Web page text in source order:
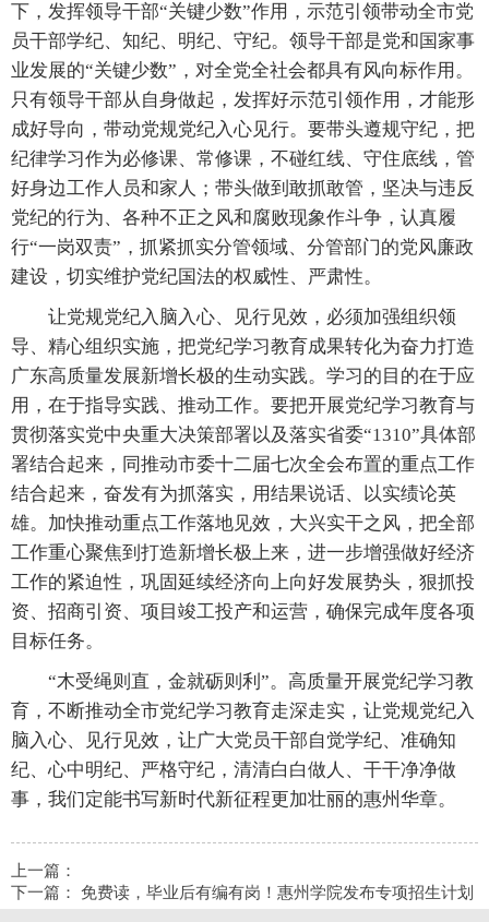
下，发挥领导干部“关键少数”作用，示范引领带动全市党
员干部学纪、知纪、明纪、守纪。领导干部是党和国家事
业发展的“关键少数”，对全党全社会都具有风向标作用。
只有领导干部从自身做起，发挥好示范引领作用，才能形
成好导向，带动党规党纪入心见行。要带头遵规守纪，把
纪律学习作为必修课、常修课，不碰红线、守住底线，管
好身边工作人员和家人；带头做到敢抓敢管，坚决与违反
党纪的行为、各种不正之风和腐败现象作斗争，认真履
行“一岗双责”，抓紧抓实分管领域、分管部门的党风廉政
建设，切实维护党纪国法的权威性、严肃性。
让党规党纪入脑入心、见行见效，必须加强组织领
导、精心组织实施，把党纪学习教育成果转化为奋力打造
广东高质量发展新增长极的生动实践。学习的目的在于应
用，在于指导实践、推动工作。要把开展党纪学习教育与
贯彻落实党中央重大决策部署以及落实省委“1310”具体部
署结合起来，同推动市委十二届七次全会布置的重点工作
结合起来，奋发有为抓落实，用结果说话、以实绩论英
雄。加快推动重点工作落地见效，大兴实干之风，把全部
工作重心聚焦到打造新增长极上来，进一步增强做好经济
工作的紧迫性，巩固延续经济向上向好发展势头，狠抓投
资、招商引资、项目竣工投产和运营，确保完成年度各项
目标任务。
“木受绳则直，金就砺则利”。高质量开展党纪学习教
育，不断推动全市党纪学习教育走深走实，让党规党纪入
脑入心、见行见效，让广大党员干部自觉学纪、准确知
纪、心中明纪、严格守纪，清清白白做人、干干净净做
事，我们定能书写新时代新征程更加壮丽的惠州华章。
上一篇：
下一篇： 免费读，毕业后有编有岗！惠州学院发布专项招生计划